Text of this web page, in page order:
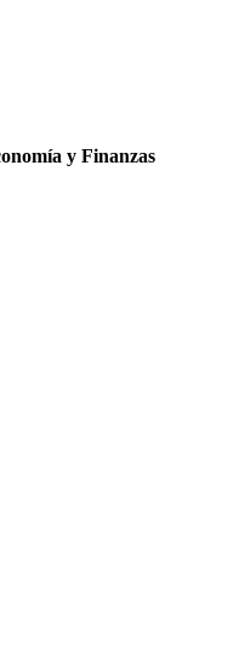
y Finanzas